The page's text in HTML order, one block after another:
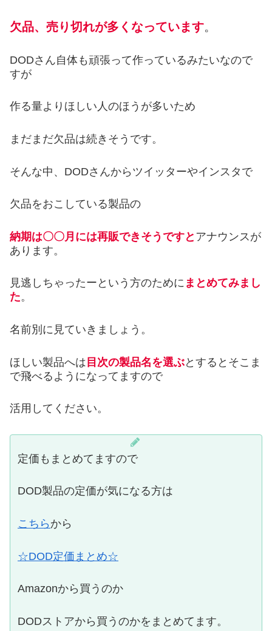
欠品、売り切れが多くなっています。
DODさん自体も頑張って作っているみたいなので
すが
作る量よりほしい人のほうが多いため
まだまだ欠品は続きそうです。
そんな中、DODさんからツイッターやインスタで
欠品をおこしている製品の
納期は〇〇月には再販できそうですと アナウンスが
あります。
見逃しちゃったーという方のために まとめてみまし
た。
名前別に見ていきましょう。
ほしい製品へは 目次の製品名を選ぶとするとそこま
で飛べるようになってますので
活用してください。
定価もまとめてますので
DOD製品の定価が気になる方は
こちら から
☆DOD定価まとめ☆
Amazonから買うのか
DODストアから買うのかをまとめてます。